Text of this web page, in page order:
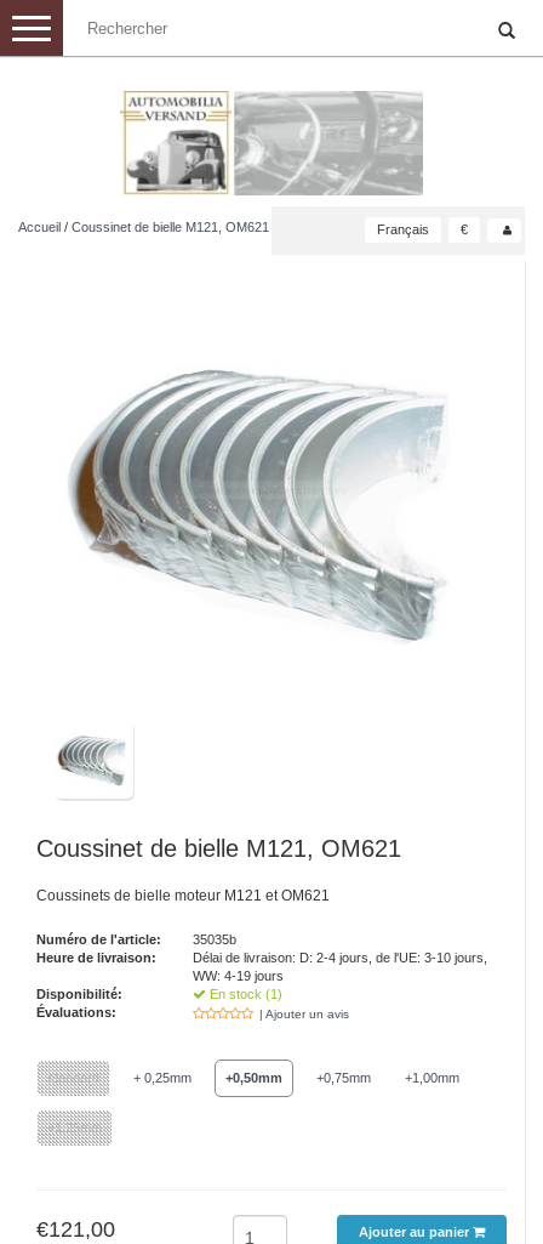
Toggle
navigation
Accueil / Coussinet de bielle M121, OM621 Français €
Coussinet de bielle M121, OM621
Coussinets de bielle moteur M121 et OM621
Numéro de l'article:
35035b
Heure de livraison:
Délai de livraison: D: 2-4 jours, de l'UE: 3-10 jours,
WW: 4-19 jours
Disponibilité:
En stock (1)
Évaluations:
| Ajouter un avis
standard + 0,25mm +0,50mm +0,75mm +1,00mm
+1,25mm
€121,00 Ajouter au panier